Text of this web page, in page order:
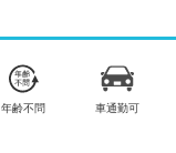
年齢不問 車通勤可